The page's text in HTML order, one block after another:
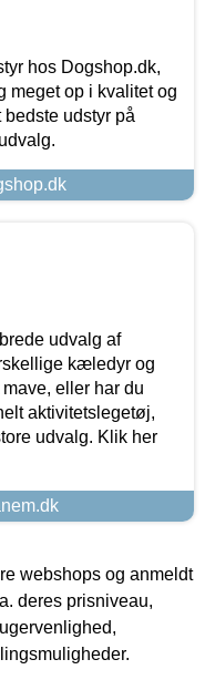
hos Dogshop.dk,
meget op i kvalitet og
udstyr på
udvalg af
kæledyr og
eller har du
aktivitetslegetøj,
udvalg. Klik her
webshops og anmeldt
deres prisniveau,